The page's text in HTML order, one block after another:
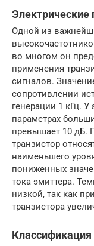
Одной из
во многом он
применения
сигналов.
сопротивлении
генерации 1 кГц.
параметрах
превышает 10 дБ.
транзистор
наименьшего
пониженных
тока эмиттера.
низкой, так как
транзистора
Классификация